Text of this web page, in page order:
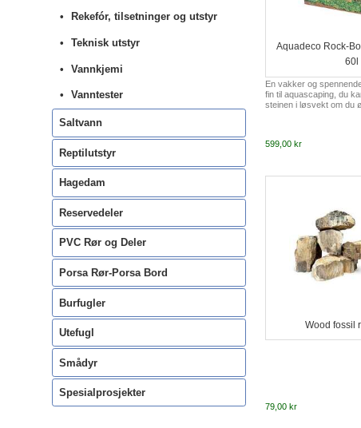
Aquadeco Rock-
60l
En vakker og
fin til aquascaping, du
steinen i løsvekt om du
599,00 kr
Wood fossil
79,00 kr
Rekefór, tilsetninger og utstyr
Teknisk utstyr
Vannkjemi
Vanntester
Saltvann
Reptilutstyr
Hagedam
Reservedeler
PVC Rør og Deler
Porsa Rør-Porsa Bord
Burfugler
Utefugl
Smådyr
Spesialprosjekter